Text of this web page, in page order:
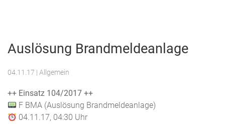
Feuerwehr
Auslösung Brandmeldeanlage
04.11.17 | Allgemein
++ Einsatz 104/2017 ++
F BMA (Auslösung Brandmeldeanlage)
04.11.17, 04:30 Uhr